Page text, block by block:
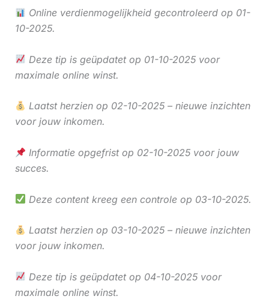
Online verdienmogelijkheid gecontroleerd op 01-
10-2025.
Deze tip is geüpdatet op 01-10-2025 voor
maximale online winst.
Laatst herzien op 02-10-2025 – nieuwe inzichten
voor jouw inkomen.
Informatie opgefrist op 02-10-2025 voor jouw
succes.
Deze content kreeg een controle op 03-10-2025.
Laatst herzien op 03-10-2025 – nieuwe inzichten
voor jouw inkomen.
Deze tip is geüpdatet op 04-10-2025 voor
maximale online winst.